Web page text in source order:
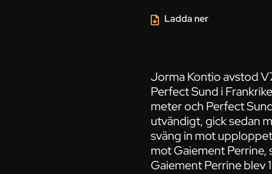
Jorma Kontio avstod
Perfect Sund i
meter och Perfect
utvändigt, gick sedan
sväng in mot
mot Gaiement Perrine,
Gaiement Perrine blev
Ladda ner